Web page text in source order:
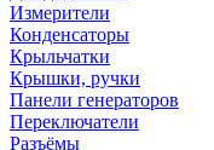
Измерители
Конденсаторы
Крыльчатки
Крышки, ручки
Панели генераторов
Переключатели
Разъёмы